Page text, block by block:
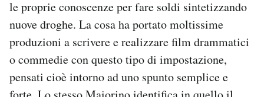
le proprie conoscenze per fare soldi sintetizzando
nuove droghe. La cosa ha portato moltissime
produzioni a scrivere e realizzare film drammatici
o commedie con questo tipo di impostazione,
pensati cioè intorno ad uno spunto semplice e